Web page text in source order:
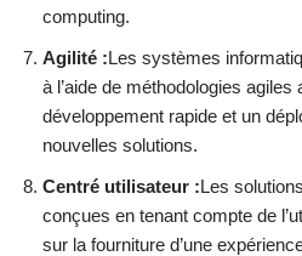
computing.
Agilité :Les systèmes
à l’aide de méthodologies agiles
développement rapide et un
nouvelles solutions.
Centré utilisateur :Les
conçues en tenant compte de
sur la fourniture d’une